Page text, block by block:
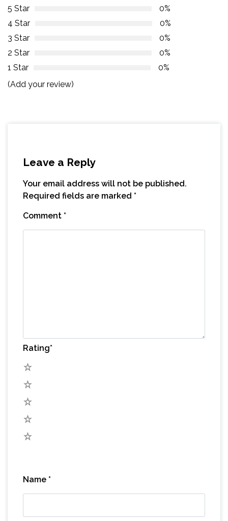
5 Star
0%
4 Star
0%
3 Star
0%
2 Star
0%
1 Star
0%
(Add your review)
Leave a Reply
Your email address will not be published.
Required fields are marked *
Comment *
Rating*
Name *